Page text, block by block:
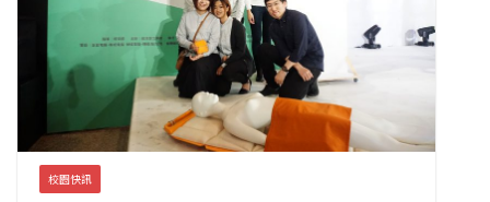
校園快訊